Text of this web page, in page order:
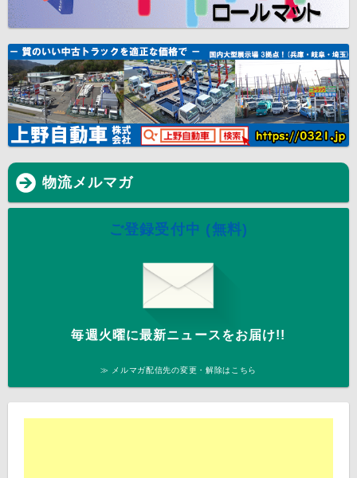
物流メルマガ
ご登録受付中 (無料)
毎週火曜に最新ニュースをお届け!!
≫ メルマガ配信先の変更・解除はこちら